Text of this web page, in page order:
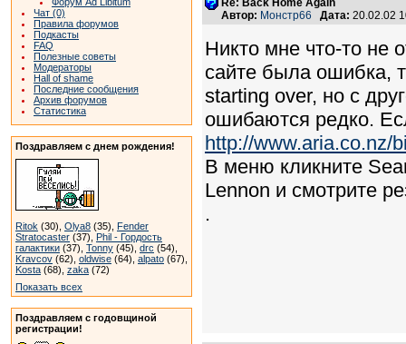
Чат (0)
Правила форумов
Подкасты
FAQ
Полезные советы
Модераторы
Hall of shame
Последние сообщения
Архив форумов
Статистика
Поздравляем с днем рождения!
Ritok (30), Olya8 (35), Fender
Stratocaster (37), Phil - Гордость
галактики (37), Tonny (45), drc (54),
Kravcov (62), oldwise (64), alpato (67),
Kosta (68), zaka (72)
Показать всех
Поздравляем с годовщиной
регистрации!
Re: Back Home Again
Автор: Монстр66 Дата: 20.02.02
Никто мне что-то не
сайте была ошибка,
starting over, но с
ошибаются редко.
http://www.aria.co.nz/
В меню кликните
Lennon и смотрите
.